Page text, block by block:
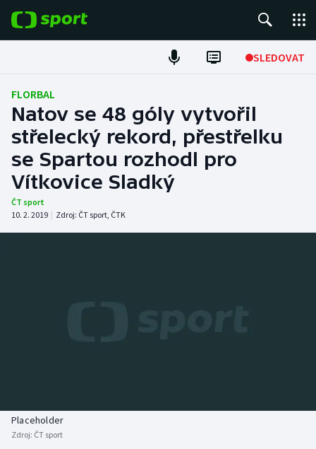
SLEDOVAT
Fotbal
Hokej
Tenis
Atletika
Boby a skeleton
AZ kvíz
FLORBAL
Natov se 48 góly vytvořil
střelecký rekord, přestřelku
se Spartou rozhodl pro
Vítkovice Sladký
ČT sport
10. 2. 2019 | Zdroj: ČT sport, ČTK
Placeholder
Zdroj: ČT sport